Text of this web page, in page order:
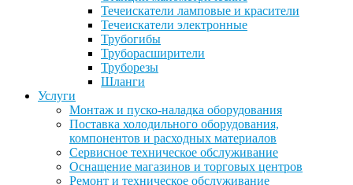
Течеискатели ламповые и красители
Течеискатели электронные
Трубогибы
Труборасширители
Труборезы
Шланги
Услуги
Монтаж и пуско-наладка оборудования
Поставка холодильного оборудования,
компонентов и расходных материалов
Сервисное техническое обслуживание
Оснащение магазинов и торговых центров
Ремонт и техническое обслуживание